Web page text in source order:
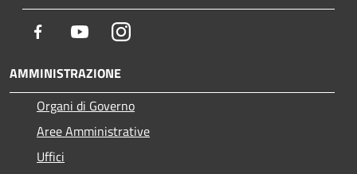
Facebook YoutubeInstagram
AMMINISTRAZIONE
Organi di Governo
Aree Amministrative
Uffici